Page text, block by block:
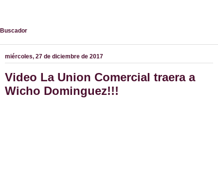
Buscador
miércoles, 27 de diciembre de 2017
Video La Union Comercial traera a
Wicho Dominguez!!!